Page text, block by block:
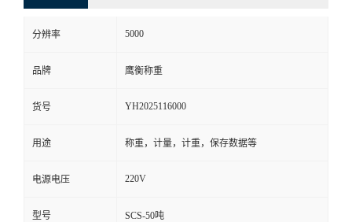
分辨率 5000
品牌 鹰衡称重
货号 YH2025116000
用途 称重，计量，计重，保存数据等
电源电压 220V
型号 SCS-50吨